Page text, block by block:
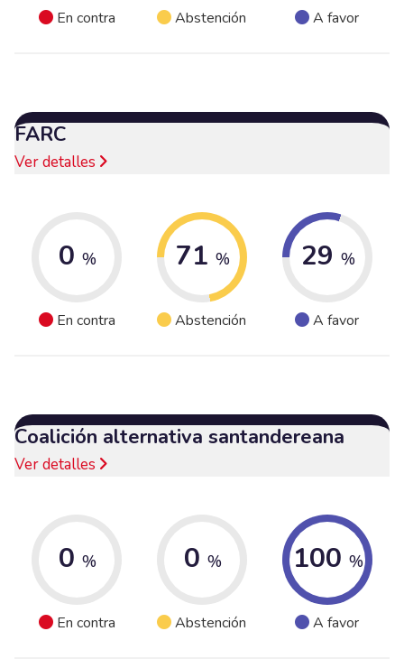
En contra Abstención A favor
FARC
Ver detalles
0 %
En contra
71 %
Abstención
29 %
A favor
Coalición alternativa santandereana
Ver detalles
0 %
En contra
0 %
Abstención
100 %
A favor